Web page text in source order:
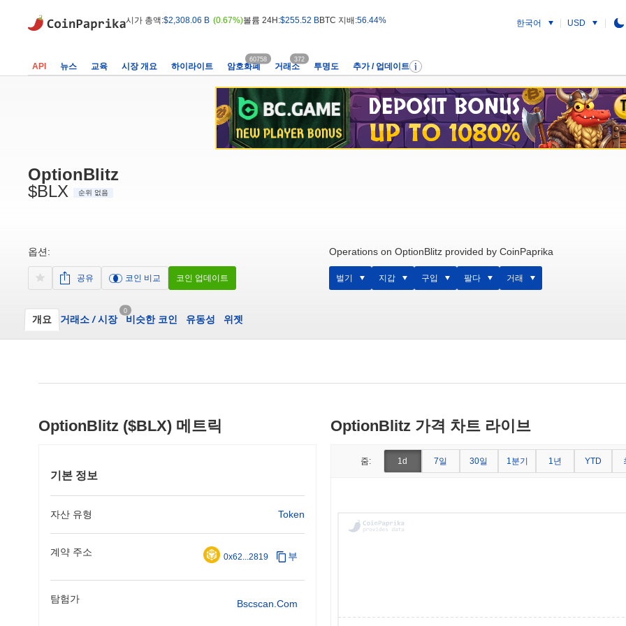
시가 총액:$2,308.06 B (0.67%)볼륨 24H:$255.52 BBTC 지배:56.44% 한국어 USD
API 뉴스 교육 시장 개요 하이라이트 암호화폐
60758
거래소
372
투명도 추가 / 업데이트
OptionBlitz
$BLX
순위 없음
옵션:
공유 코인 비교 코인 업데이트
Operations on OptionBlitz provided by CoinPaprika
벌기 지갑 구입 팔다 거래
개요 거래소 /시장
0
비슷한 코인 유동성 위젯
OptionBlitz ($BLX) 메트릭
기본 정보
자산 유형 Token
계약 주소 0x62...2819 부
탐험가 Bscscan.com
OptionBlitz 가격 차트 라이브
줌: 1d 7일 30일 1분기 1년 YTD